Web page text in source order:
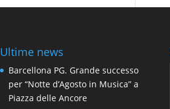
Ultime news
Barcellona PG. Grande successo
per “Notte d’Agosto in Musica” a
Piazza delle Ancore